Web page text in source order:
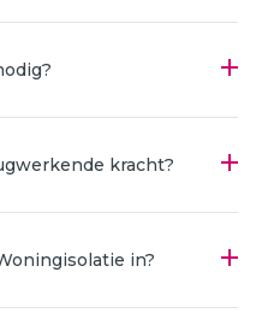
kracht?
in?